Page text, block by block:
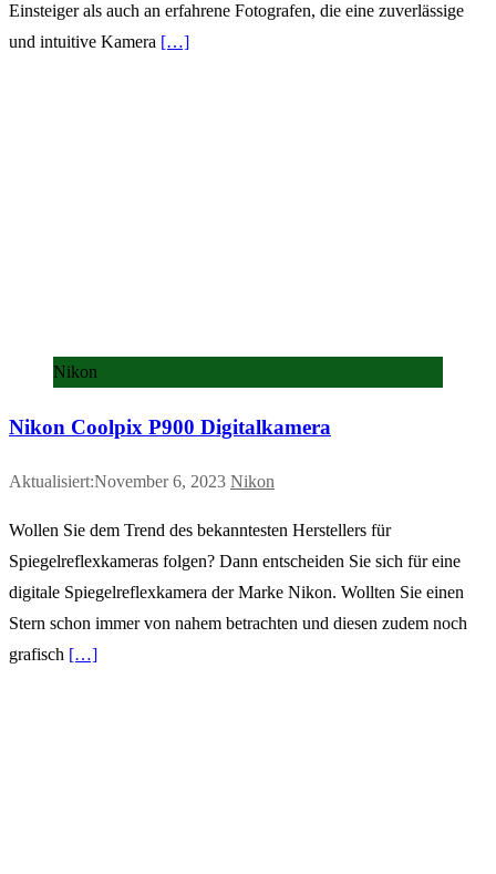
Einsteiger als auch an erfahrene Fotografen, die eine zuverlässige
und intuitive Kamera […]
Nikon
Nikon Coolpix P900 Digitalkamera
Aktualisiert:November 6, 2023 Nikon
Wollen Sie dem Trend des bekanntesten Herstellers für
Spiegelreflexkameras folgen? Dann entscheiden Sie sich für eine
digitale Spiegelreflexkamera der Marke Nikon. Wollten Sie einen
Stern schon immer von nahem betrachten und diesen zudem noch
grafisch […]